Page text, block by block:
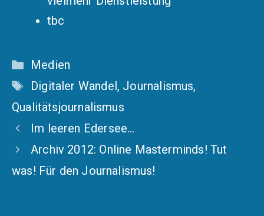
tbc
Kategorien
Medien
Schlagwörter
Digitaler Wandel, Journalismus,
Qualitätsjournalismus
Im leeren Edersee…
Archiv 2012: Online Masterminds! Tut
was! Für den Journalismus!